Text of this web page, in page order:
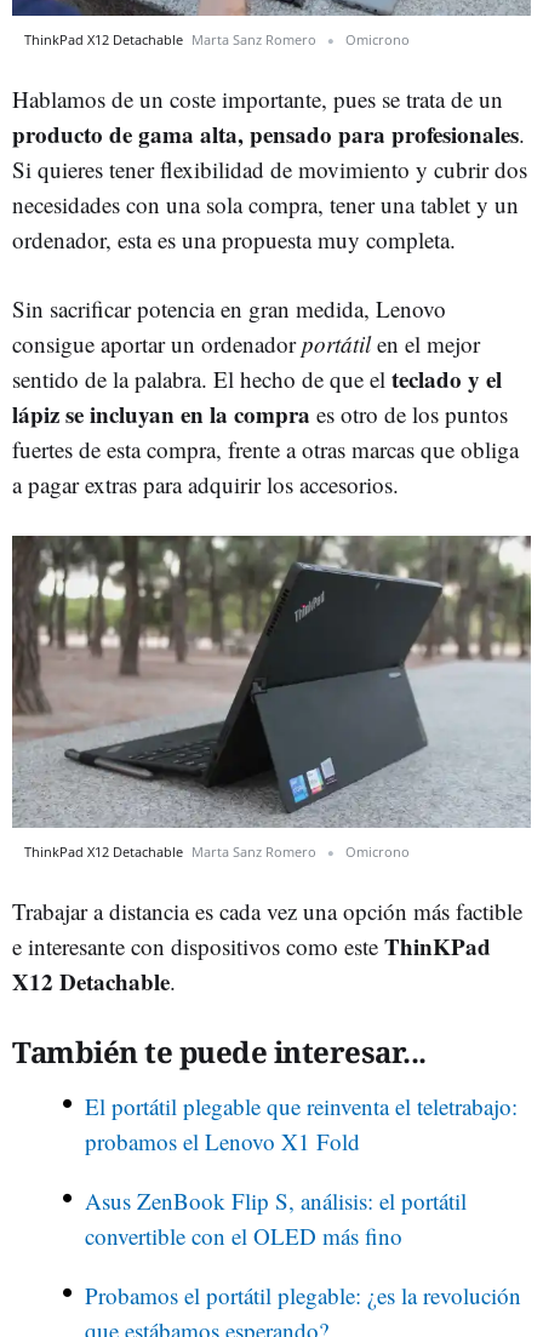
ThinkPad X12 Detachable Marta Sanz Romero Omicrono
Hablamos de un coste importante, pues se trata de un
producto de gama alta, pensado para profesionales.
Si quieres tener flexibilidad de movimiento y cubrir dos
necesidades con una sola compra, tener una tablet y un
ordenador, esta es una propuesta muy completa.
Sin sacrificar potencia en gran medida, Lenovo
consigue aportar un ordenadorportátilen el mejor
sentido de la palabra. El hecho de que el teclado y el
lápiz seincluyan en la compra es otro de los puntos
fuertes de esta compra, frente a otras marcas que obliga
a pagar extras para adquirir los accesorios.
ThinkPad X12 Detachable Marta Sanz Romero Omicrono
Trabajar a distancia es cada vez una opción más factible
e interesante con dispositivos como este ThinKPad
X12 Detachable.
También te puede interesar...
El portátil plegable que reinventa el teletrabajo:
probamos el Lenovo X1 Fold
Asus ZenBook Flip S, análisis: el portátil
convertible con el OLED más fino
Probamos el portátil plegable: ¿es la revolución
que estábamos esperando?